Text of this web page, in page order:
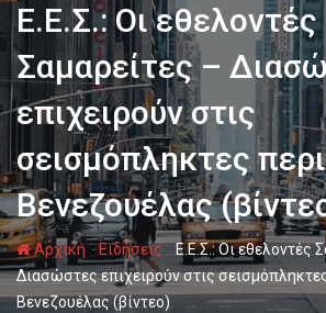
Ε.Ε.Σ.: Οι εθελοντές
Σαμαρείτες –
επιχειρούν στις
σεισμόπληκτες
Βενεζουέλας
Αρχική -Ειδήσεις-Ε.Ε.Σ.: Οι εθελοντές
Διασώστες επιχειρούν στις
Βενεζουέλας (βίντεο)